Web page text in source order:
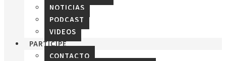
NOTICIAS
PODCAST
VIDEOS
PARTICIPE
CONTACTO